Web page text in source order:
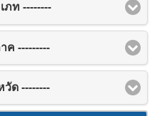
ภท --------
ค ---------
วัด --------